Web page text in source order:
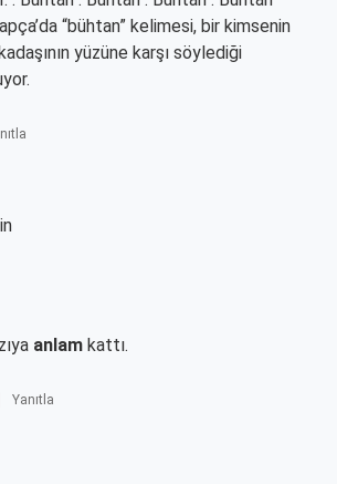
“bühtan” kelimesi, bir kimsenin
yüzüne karşı söylediği
anlam kattı.
Yanıtla